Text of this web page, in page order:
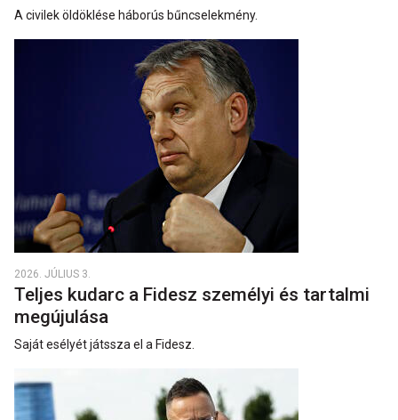
A civilek öldöklése háborús bűncselekmény.
2026. JÚLIUS 3.
Teljes kudarc a Fidesz személyi és tartalmi
megújulása
Saját esélyét játssza el a Fidesz.